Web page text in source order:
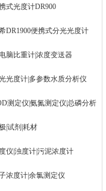
式光度计DR900
DR1900便携式分光光度计
脑比重计|浓度变送器
光度计|多参数水质分析仪
测定仪|氨氮测定仪|总磷分析
|试剂|耗材
仪|浊度计|污泥浓度计
浓度计|余氯测定仪